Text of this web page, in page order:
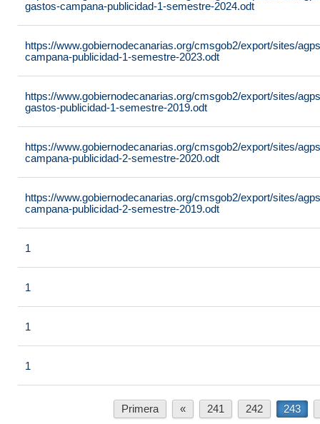
gastos-campana-publicidad-1-semestre-2024.odt
https://www.gobiernodecanarias.org/cmsgob2/export/sites/
campana-publicidad-1-semestre-2023.odt
https://www.gobiernodecanarias.org/cmsgob2/export/sites/
gastos-publicidad-1-semestre-2019.odt
https://www.gobiernodecanarias.org/cmsgob2/export/sites/
campana-publicidad-2-semestre-2020.odt
https://www.gobiernodecanarias.org/cmsgob2/export/sites/
campana-publicidad-2-semestre-2019.odt
1
1
1
1
Primera « 241 242 243